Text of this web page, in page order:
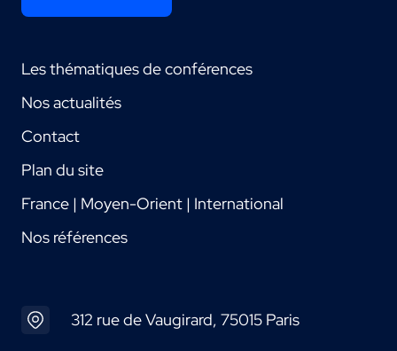
Les thématiques de conférences
Nos actualités
Contact
Plan du site
France | Moyen-Orient | International
Nos références
312 rue de Vaugirard, 75015 Paris